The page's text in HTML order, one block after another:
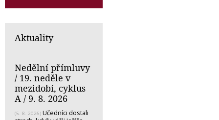
Aktuality
Nedělní přímluvy
/ 19. neděle v
mezidobí, cyklus
A / 9. 8. 2026
(5. 8. 2026) Učedníci dostali